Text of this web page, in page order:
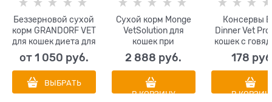
Беззерновой сухой
корм GRANDORF VET
для кошек диета для
поддержания
функции печени
при ХПН GRANDORF
VETERINARY DIET
Cat HEPATIC
от 1 050 руб.
ВЫБРАТЬ
Сухой корм Monge
VetSolution для
кошек при
заболеваниях
печени Cat Hepatic
2 888 руб.
В КОРЗИНУ
Консервы
Dinner Vet
кошек с
при
печени
178
В